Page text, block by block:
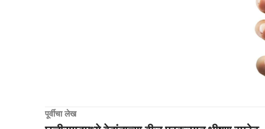
पूर्वीचा लेख